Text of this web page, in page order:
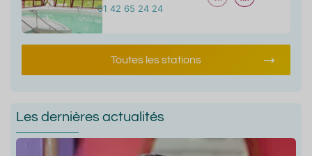
01 42 65 24 24
Toutes les stations
Les dernières actualités